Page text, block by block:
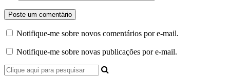
Notifique-me sobre novos comentários por e-mail.
Notifique-me sobre novas publicações por e-mail.